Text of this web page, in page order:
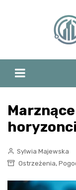
Sylwia Majewska
Ostrzeżenia,